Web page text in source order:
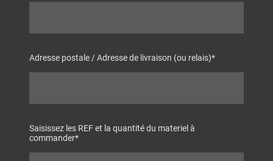
Adresse postale / Adresse de livraison (ou relais)*
Saisissez les REF et la quantité du materiel à
commander*